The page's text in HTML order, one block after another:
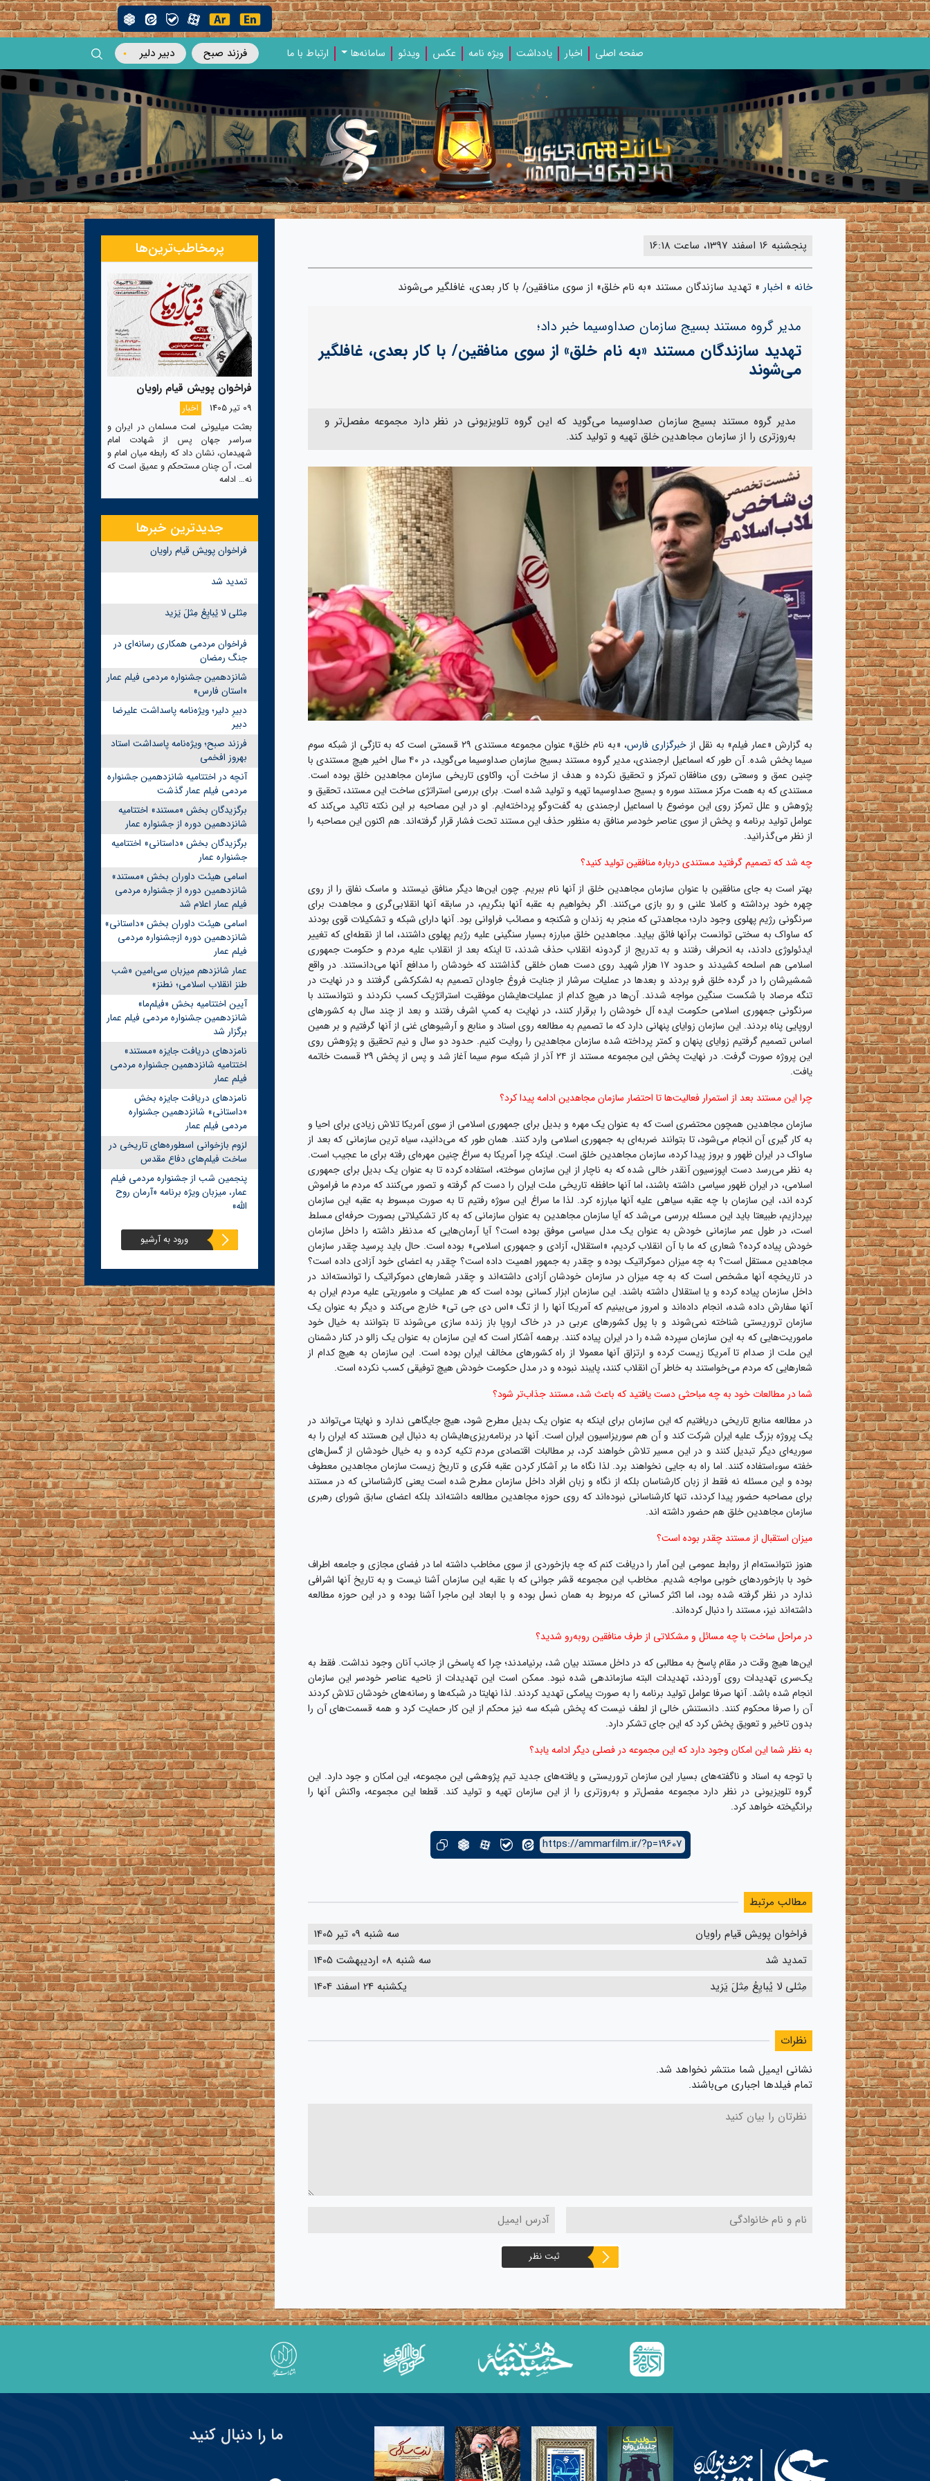
فرزند صبح دبیر دلیر صفحه اصلی اخبار یادداشت‌ ویژه‌ نامه‌ عکس ویدئو سامانه‌ها ارتباط با ما
پنجشنبه 16 اسفند 1397، ساعت 16:18
خانه » اخبار » تهدید سازندگان مستند «به نام خلق» از سوی منافقین/ با کار بعدی، غافلگیر می‌شوند
مدیر گروه مستند بسیج سازمان صداوسیما خبر داد؛
تهدید سازندگان مستند «به نام خلق» از سوی منافقین/ با کار بعدی، غافلگیر
می‌شوند
مدیر گروه مستند بسیج سازمان صداوسیما می‌گوید که این گروه تلویزیونی در نظر دارد مجموعه مفصل‌تر و
به‌روزتری را از سازمان مجاهدین خلق تهیه و تولید کند.
به گزارش «عمار فیلم» به نقل ازخبرگزاری فارس
، «به نام خلق» عنوان مجموعه مستندی ۲۹ قسمتی است که به تازگی از شبکه سوم
سیما پخش شده. آن طور که اسماعیل ارجمندی، مدیر گروه مستند بسیج سازمان صداوسیما می‌گوید، در ۴۰ سال اخیر هیچ مستندی با
چنین عمق و وسعتی روی منافقان تمرکز و تحقیق نکرده و هدف از ساخت آن، واکاوی تاریخی سازمان مجاهدین خلق بوده است.
مستندی که به همت مرکز مستند سوره و بسیج صداوسیما تهیه و تولید شده است. برای بررسی استراتژی ساخت این مستند، تحقیق و
پژوهش و علل تمرکز روی این موضوع با اسماعیل ارجمندی به گفت‌وگو پرداخته‌ایم. او در این مصاحبه بر این نکته تاکید می‌کند که
عوامل تولید برنامه و پخش از سوی عناصر خودسر منافق به منظور حذف این مستند تحت فشار قرار گرفته‌اند. هم اکنون این مصاحبه را
از نظر می‌گذرانید.
چه شد که تصمیم گرفتید مستندی درباره منافقین تولید کنید؟
بهتر است به جای منافقین با عنوان سازمان مجاهدین خلق از آنها نام ببریم. چون این‌ها دیگر منافق نیستند و ماسک نفاق را از روی
چهره خود برداشته و کاملا علنی و رو بازی می‌کنند. اگر بخواهیم به عقبه آنها بنگریم، در سابقه آنها انقلابی‌گری و مجاهدت برای
سرنگونی رژیم پهلوی وجود دارد؛ مجاهدتی که منجر به زندان و شکنجه و مصائب فراوانی بود. آنها دارای شبکه و تشکیلات قوی بودند
که ساواک به سختی توانست برآنها فائق بیاید. مجاهدین خلق مبارزه بسیار سنگینی علیه رژیم پهلوی داشتند، اما از نقطه‌ای که تغییر
ایدئولوژی دادند، به انحراف رفتند و به تدریج از گردونه انقلاب حذف شدند، تا اینکه بعد از انقلاب علیه مردم و حکومت جمهوری
اسلامی هم اسلحه کشیدند و حدود ۱۷ هزار شهید روی دست همان خلقی گذاشتند که خودشان را مدافع آنها می‌دانستند. در واقع
شمشیرشان را در گرده خلق فرو بردند و بعدها در عملیات سرشار از جنایت فروغ جاودان تصمیم به لشکرکشی گرفتند و در نهایت در
تنگه مرصاد با شکست سنگین مواجه شدند. آن‌ها در هیچ کدام از عملیات‌هایشان موفقیت استراتژیک کسب نکردند و نتوانستند با
سرنگونی جمهوری اسلامی حکومت ایده آل خودشان را برقرار کنند، در نهایت به کمپ اشرف رفتند و بعد از چند سال به کشورهای
اروپایی پناه بردند. این سازمان زوایای پنهانی دارد که ما تصمیم به مطالعه روی اسناد و منابع و آرشیوهای غنی از آنها گرفتیم و بر همین
اساس تصمیم گرفتیم زوایای پنهان و کمتر پرداخته شده سازمان مجاهدین را روایت کنیم. حدود دو سال و نیم تحقیق و پژوهش روی
این پروژه صورت گرفت. در نهایت پخش این مجموعه مستند از ۲۴ آذر از شبکه سوم سیما آغاز شد و پس از پخش ۲۹ قسمت خاتمه
یافت.
چرا این مستند بعد از استمرار فعالیت‌ها تا احتضار سازمان مجاهدین ادامه پیدا کرد؟
سازمان مجاهدین همچون محتضری است که به عنوان یک مهره و بدیل برای جمهوری اسلامی از سوی آمریکا تلاش زیادی برای احیا و
به کار گیری آن انجام می‌شود، تا بتوانند ضربه‌ای به جمهوری اسلامی وارد کنند. همان طور که می‌دانید، سیاه ترین سازمانی که بعد از
ساواک در ایران ظهور و بروز پیدا کرده، سازمان مجاهدین خلق است. اینکه چرا آمریکا به سراغ چنین مهره‌ای رفته برای ما عجیب است.
به نظر می‌رسد دست اپوزسیون آنقدر خالی شده که به ناچار از این سازمان سوخته، استفاده کرده تا به عنوان یک بدیل برای جمهوری
اسلامی، در ایران ظهور سیاسی داشته باشند، اما آنها حافظه تاریخی ملت ایران را دست کم گرفته و تصور می‌کنند که مردم ما فراموش
کرده اند، این سازمان با چه عقبه سیاهی علیه آنها مبارزه کرد. لذا ما سراغ این سوژه رفتیم تا به صورت مبسوط به عقبه این سازمان
بپردازیم، طبیعتا باید این مسئله بررسی می‌شد که آیا سازمان مجاهدین به عنوان سازمانی که به کار تشکیلاتی بصورت حرفه‌ای مسلط
است، در طول عمر سازمانی خودش به عنوان یک مدل سیاسی موفق بوده است؟ آیا آرمان‌هایی که مدنظر داشته را داخل سازمان
خودش پیاده کرده؟ شعاری که ما با آن انقلاب کردیم، «استقلال، آزادی و جمهوری اسلامی» بوده است. حال باید پرسید چقدر سازمان
مجاهدین مستقل است؟ به چه میزان دموکراتیک بوده و چقدر به جمهور اهمیت داده است؟ چقدر به اعضای خود آزادی داده است؟
در تاریخچه آنها مشخص است که به چه میزان در سازمان خودشان آزادی داشته‌اند و چقدر شعارهای دموکراتیک را توانسته‌اند در
داخل سازمان پیاده کرده و یا استقلال داشته باشند. این سازمان ابزار کسانی بوده است که هر عملیات و ماموریتی علیه مردم ایران به
آنها سفارش داده شده، انجام داده‌اند و امروز می‌بینیم که آمریکا آنها را از تگ «اس دی جی تی» خارج می‌کند و دیگر به عنوان یک
سازمان تروریستی شناخته نمی‌شوند و با پول کشورهای عربی در در خاک اروپا باز زنده سازی می‌شوند تا بتوانند به خیال خود
ماموریت‌هایی که به این سازمان سپرده شده را در ایران پیاده کنند. برهمه آشکار است که این سازمان به عنوان یک زالو در کنار دشمنان
این ملت از صدام تا آمریکا زیست کرده و ارتزاق آنها معمولا از راه کشورهای مخالف ایران بوده است. این سازمان به هیچ کدام از
شعارهایی که مردم می‌خواستند به خاطر آن انقلاب کنند، پایبند نبوده و در مدل حکومت خودش هیچ توفیقی کسب نکرده است.
شما در مطالعات خود به چه مباحثی دست یافتید که باعث شد، مستند جذاب‌تر شود؟
در مطالعه منابع تاریخی دریافتیم که این سازمان برای اینکه به عنوان یک بدیل مطرح شود، هیچ جایگاهی ندارد و نهایتا می‌تواند در
یک پروژه بزرگ علیه ایران شرکت کند و آن هم سوریزاسیون ایران است. آنها در برنامه‌ریزی‌هایشان به دنبال این هستند که ایران را به
سوریه‌ای دیگر تبدیل کنند و در این مسیر تلاش خواهند کرد، بر مطالبات اقتصادی مردم تکیه کرده و به خیال خودشان از گسل‌های
خفته سوءاستفاده کنند. اما راه به جایی نخواهند برد. لذا نگاه ما بر آشکار کردن عقبه فکری و تاریخ زیست سازمان مجاهدین معطوف
بوده و این مسئله نه فقط از زبان کارشناسان بلکه از نگاه و زبان افراد داخل سازمان مطرح شده است یعنی کارشناسانی که در مستند
برای مصاحبه حضور پیدا کردند، تنها کارشناسانی نبوده‌اند که روی حوزه مجاهدین مطالعه داشته‌اند بلکه اعضای سابق شورای رهبری
سازمان مجاهدین خلق هم حضور داشته اند.
میزان استقبال از مستند چقدر بوده است؟
هنوز نتوانسته‌ام از روابط عمومی این آمار را دریافت کنم که چه بازخوردی از سوی مخاطب داشته اما در فضای مجازی و جامعه اطراف
خود با بازخوردهای خوبی مواجه شدیم. مخاطب این مجموعه قشر جوانی که با عقبه این سازمان آشنا نیست و به تاریخ آنها اشرافی
ندارد در نظر گرفته شده بود، اما اکثر کسانی که مربوط به همان نسل بوده و با ابعاد این ماجرا آشنا بوده و در این حوزه مطالعه
داشته‌اند نیز، مستند را دنبال کرده‌اند.
در مراحل ساخت با چه مسائل و مشکلاتی از طرف منافقین روبه‌رو شدید؟
این‌ها هیچ وقت در مقام پاسخ به مطالبی که در داخل مستند بیان شد، برنیامدند؛ چرا که پاسخی از جانب آنان وجود نداشت. فقط به
یک‌سری تهدیدات روی آوردند، تهدیدات البته سازماندهی شده نبود. ممکن است این تهدیدات از ناحیه عناصر خودسر این سازمان
انجام شده باشد. آنها صرفا عوامل تولید برنامه را به صورت پیامکی تهدید کردند. لذا نهایتا در شبکه‌ها و رسانه‌های خودشان تلاش کردند
آن را صرفا محکوم کنند. دانستنش خالی از لطف نیست که پخش شبکه سه نیز محکم از این کار حمایت کرد و همه قسمت‌های آن را
بدون تاخیر و تعویق پخش کرد که این جای تشکر دارد.
به نظر شما این امکان وجود دارد که این مجموعه در فصلی دیگر ادامه یابد؟
با توجه به اسناد و ناگفته‌های بسیار این سازمان تروریستی و یافته‌های جدید تیم پژوهشی این مجموعه، این امکان و جود دارد. این
گروه تلویزیونی در نظر دارد مجموعه مفصل‌تر و به‌روزتری را از این سازمان تهیه و تولید کند. قطعا این مجموعه، واکنش آنها را
برانگیخته خواهد کرد.
https://ammarfilm.ir/?p=19607
مطالب مرتبط
فراخوان پویش قیام راویان
سه شنبه 09 تیر 1405
تمدید شد
سه شنبه 08 اردیبهشت 1405
مِثلی لا یُبایِعُ مِثلَ یَزید
یکشنبه 24 اسفند 1404
نظرات
نشانی ایمیل شما منتشر نخواهد شد.
تمام فیلدها اجباری می‌باشند.
ثبت نظر
پرمخاطب‌ترین‌ها
فراخوان پویش قیام راویان
09 تیر 1405
اخبار
بعثت میلیونی امت مسلمان در ایران و
سراسر جهان پس از شهادت امام
شهیدمان، نشان داد که رابطه میان امام و
امت، آن چنان مستحکم و عمیق است که
نه… ادامه
جدیدترین خبرها
فراخوان پویش قیام راویان
تمدید شد
مِثلی لا یُبایِعُ مِثلَ یَزید
فراخوان مردمی همکاری رسانه‌ای در
جنگ رمضان
شانزدهمین جشنواره مردمی فیلم عمار
«استان فارس»
دبیرِ دلیر؛ ویژه‌نامه پاسداشت علیرضا
دبیر
فرزند صبح؛ ویژه‌نامه پاسداشت استاد
بهروز افخمی
آنچه در اختتامیه شانزدهمین جشنواره
مردمی فیلم عمار گذشت
برگزیدگان بخش «مستند» اختتامیه
شانزدهمین دوره از جشنواره عمار
برگزیدگان بخش «داستانی» اختتامیه
جشنواره عمار
اسامی هیئت داوران بخش «مستند»
شانزدهمین دوره از جشنواره مردمی
فیلم عمار اعلام شد
اسامی هیئت داوران بخش «داستانی»
شانزدهمین دوره ازجشنواره مردمی
فیلم عمار
عمار شانزدهم میزبان سی‌امین «شب
طنز انقلاب اسلامی؛ نطنز»
آیین اختتامیه بخش «فیلم‌ما»
شانزدهمین جشنواره مردمی فیلم عمار
برگزار شد
نامزدهای دریافت جایزه «مستند»
اختتامیه شانزدهمین جشنواره مردمی
فیلم عمار
نامزدهای دریافت جایزه بخش
«داستانی» شانزدهمین جشنواره
مردمی فیلم عمار
لزوم بازخوانی اسطوره‌های تاریخی در
ساخت فیلم‌های دفاع مقدس
پنجمین شب از جشنواره مردمی فیلم
عمار، میزبان ویژه برنامه «آرمان روح
الله»
ورود به آرشیو
ما را دنبال کنید